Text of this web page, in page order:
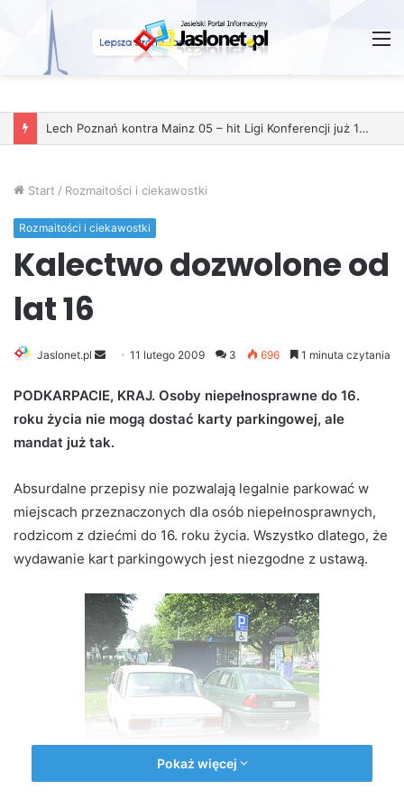
Start / Rozmaitości i ciekawostki
Rozmaitości i ciekawostki
Kalectwo dozwolone od
lat 16
Jaslonet.pl
n
d
a
e
m
11 lutego 2009 3 696 1 minuta czytania
PODKARPACIE, KRAJ. Osoby niepełnosprawne do 16.
roku życia nie mogą dostać karty parkingowej, ale
mandat już tak.
Absurdalne przepisy nie pozwalają legalnie parkować w
miejscach przeznaczonych dla osób niepełnosprawnych,
rodzicom z dziećmi do 16. roku życia. Wszystko dlatego, że
wydawanie kart parkingowych jest niezgodne z ustawą.
Pokaż więcej